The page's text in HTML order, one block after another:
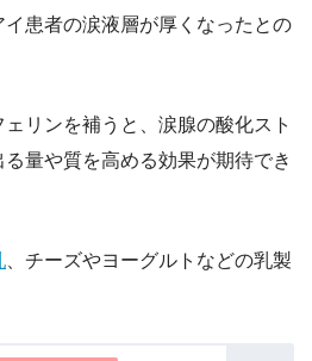
患者の涙液層が厚くなったとの
リンを補うと、涙腺の酸化スト
量や質を高める効果が期待でき
、チーズやヨーグルトなどの乳製